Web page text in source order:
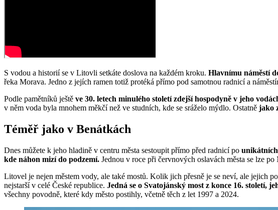
S vodou a historií se v Litovli setkáte doslova na každém kroku. Hlavnímu náměstí
řeka Morava. Jedno z jejích ramen totiž protéká přímo pod samotnou radnicí a
Podle pamětníků ještě ve 30. letech minulého století zdejší hospodyně v jeho
v něm voda byla mnohem měkčí než ve studních, kde se sráželo mýdlo. Ostatně jako
Téměř jako v Benátkách
Dnes můžete k jeho hladině v centru města sestoupit přímo před radnicí po unikátních
kde náhon mizí do podzemí. Jednou v roce při červnových oslavách města se lze
Litovel je nejen městem vody, ale také mostů. Kolik jich přesně je se neví, ale jejich
nejstarší v celé České republice. Jedná se o Svatojánský most z konce 16. století,
všechny povodně, které kdy město postihly, včetně těch z let 1997 a 2024.